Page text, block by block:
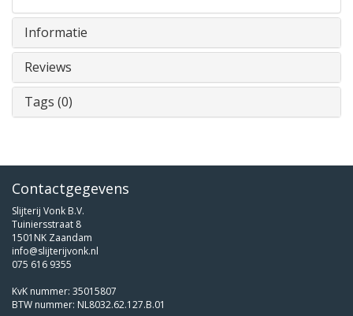
Informatie
Reviews
Tags (0)
Contactgegevens
Slijterij Vonk B.V.
Tuiniersstraat 8
1501NK Zaandam
info@slijterijvonk.nl
075 616 9355
KvK nummer: 35015807
BTW nummer: NL8032.62.127.B.01